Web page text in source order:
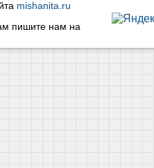
mishanita.ru
пишите нам на